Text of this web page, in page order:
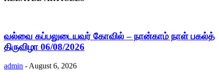
வல்வை கப்பலுடையவர் கோவில் – நான்காம் நாள் பகல்த்
திருவிழா 06/08/2026
admin - August 6, 2026